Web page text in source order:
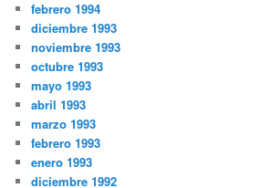
febrero 1994
diciembre 1993
noviembre 1993
octubre 1993
mayo 1993
abril 1993
marzo 1993
febrero 1993
enero 1993
diciembre 1992